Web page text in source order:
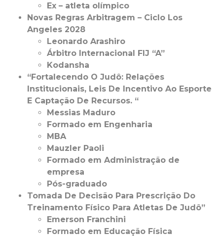
Ex – atleta olímpico
Novas Regras Arbitragem – Ciclo Los
Angeles 2028
Leonardo Arashiro
Árbitro Internacional FIJ “A”
Kodansha
“Fortalecendo O Judô: Relações
Institucionais, Leis De Incentivo Ao Esporte
E Captação De Recursos. “
Messias Maduro
Formado em Engenharia
MBA
Mauzler Paoli
Formado em Administração de
empresa
Pós-graduado
Tomada De Decisão Para Prescrição Do
Treinamento Físico Para Atletas De Judô”
Emerson Franchini
Formado em Educação Física